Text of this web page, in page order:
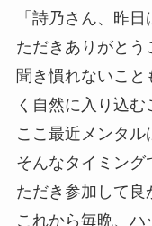
「詩乃さん、昨
ただきありがとう
聞き慣れないこ
く自然に入り込む
ここ最近メンタル
そんなタイミング
ただき参加して良
これから毎晩、